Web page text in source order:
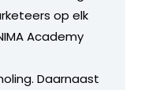
op elk
Academy
Daarnaast